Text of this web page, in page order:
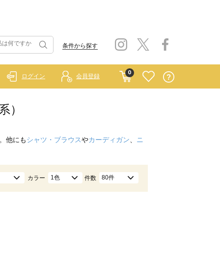
条件から探す
0
ログイン 会員登録
）
他にもシャツ・ブラウスやカーディガン ニ
カラー 1色 件数 80件